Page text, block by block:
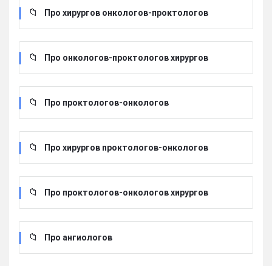
Про хирургов онкологов-проктологов
Про онкологов-проктологов хирургов
Про проктологов-онкологов
Про хирургов проктологов-онкологов
Про проктологов-онкологов хирургов
Про ангиологов